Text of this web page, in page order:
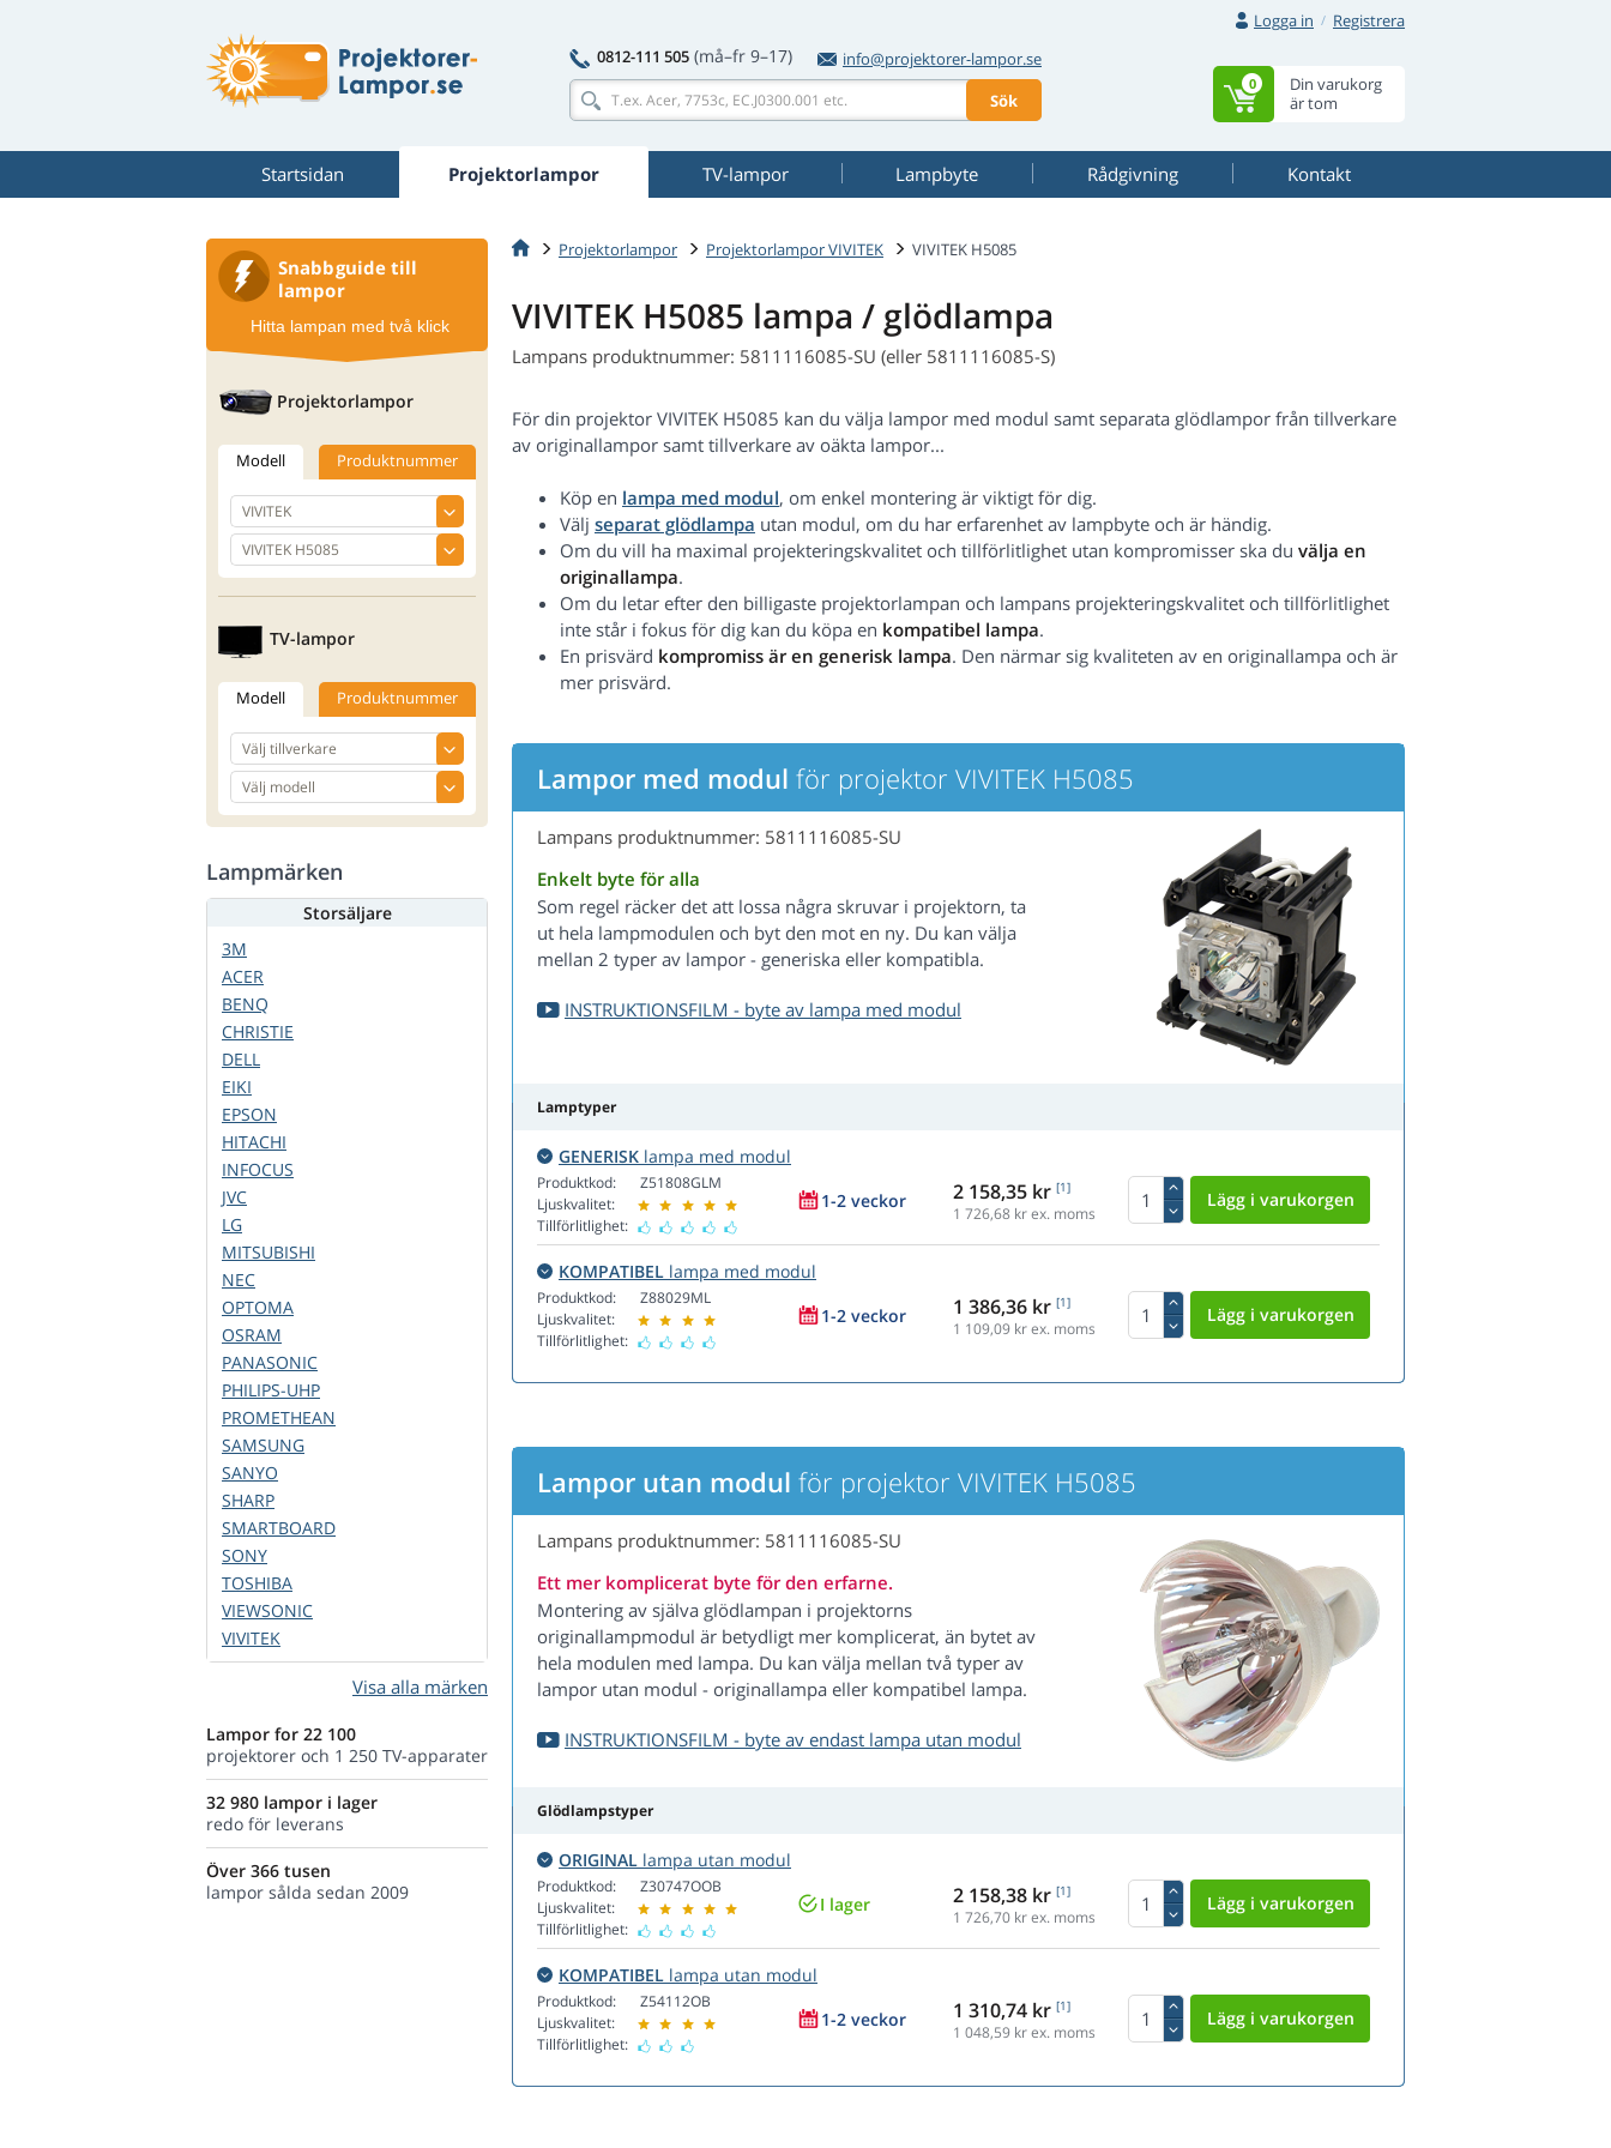
Logga in
Registrera
0812-111 505 (må–fr 9–17)
info@projektorer-lampor.se
Sök
Din varukorg
är tom
0
Startsidan Projektorlampor TV-lampor Lampbyte Rådgivning Kontakt
Projektorlampor Projektorlampor VIVITEK VIVITEK H5085
VIVITEK H5085 lampa / glödlampa
Lampans produktnummer: 5811116085-SU (eller 5811116085-S)
För din projektor VIVITEK H5085 kan du välja lampor med modul samt separata glödlampor från tillverkare
av originallampor samt tillverkare av oäkta lampor...
Köp en lampa med modul, om enkel montering är viktigt för dig.
Välj separat glödlampa utan modul, om du har erfarenhet av lampbyte och är händig.
Om du vill ha maximal projekteringskvalitet och tillförlitlighet utan kompromisser ska du välja en
originallampa.
Om du letar efter den billigaste projektorlampan och lampans projekteringskvalitet och tillförlitlighet
inte står i fokus för dig kan du köpa en kompatibel lampa.
En prisvärd kompromiss är en generisk lampa. Den närmar sig kvaliteten av en originallampa och är
mer prisvärd.
Lampor med modul för projektor VIVITEK H5085
Lampans produktnummer: 5811116085-SU
Enkelt byte för alla
Som regel räcker det att lossa några skruvar i projektorn, ta
ut hela lampmodulen och byt den mot en ny. Du kan välja
mellan 2 typer av lampor - generiska eller kompatibla.
INSTRUKTIONSFILM - byte av lampa med modul
Lamptyper
GENERISK lampa med modul
Produktkod:
Ljuskvalitet:
Tillförlitlighet:
Z51808GLM
1-2 veckor 2 158,35 kr [1]
1 726,68 kr ex. moms
KOMPATIBEL lampa med modul
Produktkod:
Ljuskvalitet:
Tillförlitlighet:
Z88029ML
1-2 veckor 1 386,36 kr [1]
1 109,09 kr ex. moms
Lampor utan modul för projektor VIVITEK H5085
Lampans produktnummer: 5811116085-SU
Ett mer komplicerat byte för den erfarne.
Montering av själva glödlampan i projektorns
originallampmodul är betydligt mer komplicerat, än bytet av
hela modulen med lampa. Du kan välja mellan två typer av
lampor utan modul - originallampa eller kompatibel lampa.
INSTRUKTIONSFILM - byte av endast lampa utan modul
Glödlampstyper
ORIGINAL lampa utan modul
Produktkod:
Ljuskvalitet:
Tillförlitlighet:
Z30747OOB
I lager 2 158,38 kr [1]
1 726,70 kr ex. moms
KOMPATIBEL lampa utan modul
Produktkod:
Ljuskvalitet:
Tillförlitlighet:
Z54112OB
1-2 veckor 1 310,74 kr [1]
1 048,59 kr ex. moms
Snabbguide till
lampor
Hitta lampan med två klick
Projektorlampor
Modell Produktnummer
TV-lampor
Modell Produktnummer
Lampmärken
Storsäljare
3M
ACER
BENQ
CHRISTIE
DELL
EIKI
EPSON
HITACHI
INFOCUS
JVC
LG
MITSUBISHI
NEC
OPTOMA
OSRAM
PANASONIC
PHILIPS-UHP
PROMETHEAN
SAMSUNG
SANYO
SHARP
SMARTBOARD
SONY
TOSHIBA
VIEWSONIC
VIVITEK
Visa alla märken
Lampor for 22 100
projektorer och 1 250 TV-apparater
32 980 lampor i lager
redo för leverans
Över 366 tusen
lampor sålda sedan 2009